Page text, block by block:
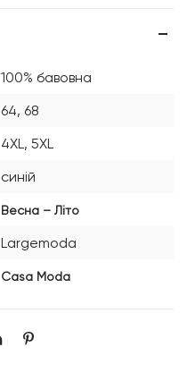
100% бавовна
64, 68
4XL, 5XL
синій
Весна – Літо
Largemoda
Casa Moda